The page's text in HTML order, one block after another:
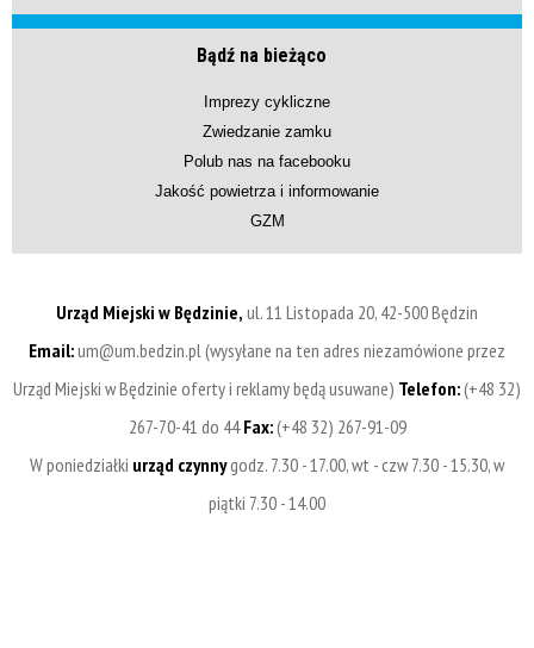
Bądź na bieżąco
Imprezy cykliczne
Zwiedzanie zamku
Polub nas na facebooku
Jakość powietrza i informowanie
GZM
Urząd Miejski w Będzinie, ul. 11 Listopada 20, 42-500 Będzin
Email:um@um.bedzin.pl (wysyłane na ten adres niezamówione przez
Urząd Miejski w Będzinie oferty i reklamy będą usuwane) Telefon:(+48 32)
267-70-41 do 44Fax:(+48 32) 267-91-09
W poniedziałki urząd czynnygodz. 7.30 - 17.00, wt - czw 7.30 - 15.30, w
piątki 7.30 - 14.00